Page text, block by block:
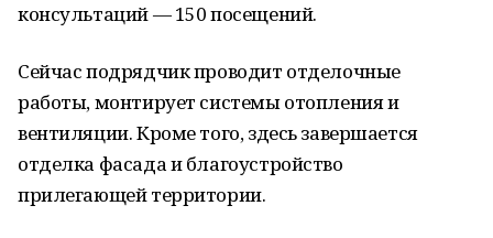
консультаций — 150 посещений.
Сейчас подрядчик проводит отделочные
работы, монтирует системы отопления и
вентиляции. Кроме того, здесь завершается
отделка фасада и благоустройство
прилегающей территории.